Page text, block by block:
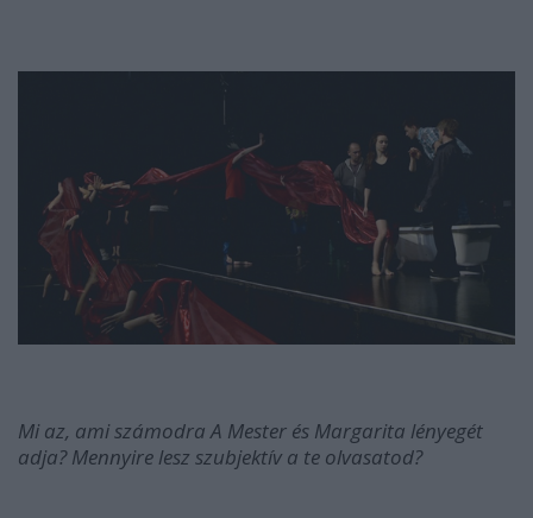
Mi az, ami számodra A Mester és Margarita lényegét
adja? Mennyire lesz szubjektív a te olvasatod?